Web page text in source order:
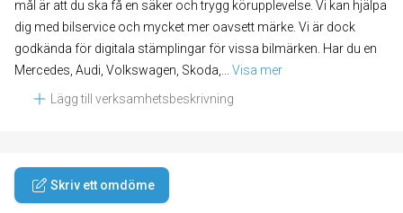
mål är att du ska få en säker och trygg körupplevelse. Vi kan hjälpa
dig med bilservice och mycket mer oavsett märke. Vi är dock
godkända för digitala stämplingar för vissa bilmärken. Har du en
Mercedes, Audi, Volkswagen, Skoda,
Visa mer
Lägg till verksamhetsbeskrivning
Skriv ett omdöme